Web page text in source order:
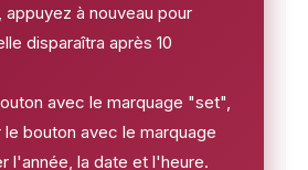
à nouveau pour
disparaîtra après 10
avec le marquage "set",
bouton avec le marquage
l'année, la date et l'heure.